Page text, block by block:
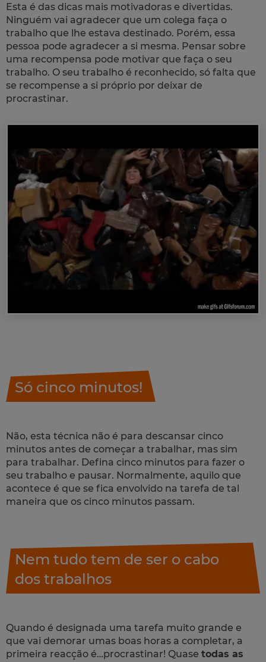
Esta é das dicas mais motivadoras e divertidas.
Ninguém vai agradecer que um colega faça o
trabalho que lhe estava destinado. Porém, essa
pessoa pode agradecer a si mesma. Pensar sobre
uma recompensa pode motivar que faça o seu
trabalho. O seu trabalho é reconhecido, só falta que
se recompense a si próprio por deixar de
procrastinar.
Só cinco minutos!
Não, esta técnica não é para descansar cinco
minutos antes de começar a trabalhar, mas sim
para trabalhar. Defina cinco minutos para fazer o
seu trabalho e pausar. Normalmente, aquilo que
acontece é que se fica envolvido na tarefa de tal
maneira que os cinco minutos passam.
Nem tudo tem de ser o cabo
dos trabalhos
Quando é designada uma tarefa muito grande e
que vai demorar umas boas horas a completar, a
primeira reacção é…procrastinar! Quase todas as